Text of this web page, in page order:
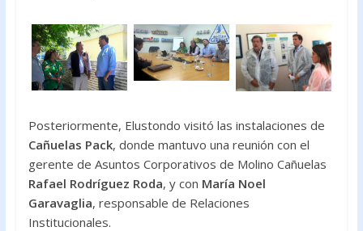
Posteriormente, Elustondo visitó las instalaciones de
Cañuelas Pack, donde mantuvo una reunión con el
gerente de Asuntos Corporativos de Molino Cañuelas
Rafael Rodríguez Roda, y con María Noel
Garavaglia, responsable de Relaciones
Institucionales.